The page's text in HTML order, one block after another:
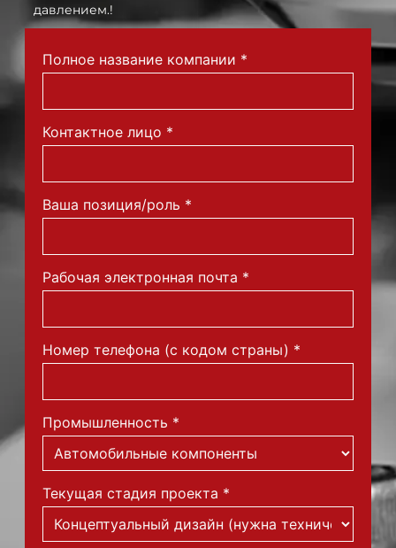
давлением.!
Полное название компании *
Контактное лицо *
Ваша позиция/роль *
Рабочая электронная почта *
Номер телефона (с кодом страны) *
Промышленность *
Текущая стадия проекта *